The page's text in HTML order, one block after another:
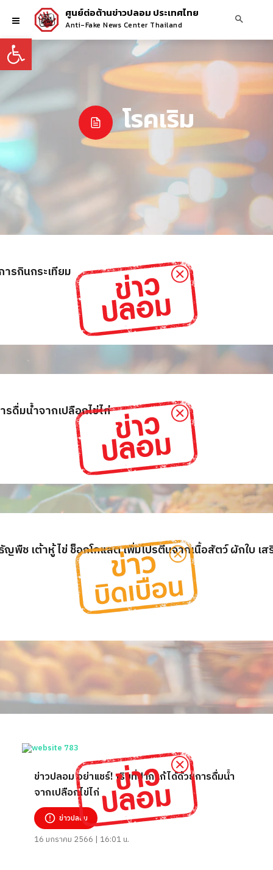
Open toolbar
ศูนย์ต่อต้านข่าวปลอม ประเทศไทย
Anti-Fake News Center Thailand
โรคเริม
รกินกระเทียม
ดื่มน้ำจากเปลือกไข่ไก่
ญพืช เต้าหู้ ไข่ ช็อกโกแลต เพิ่มโปรตีนจากเนื้อสัตว์ ผักใบ
ข่าวปลอม อย่าแชร์! เริมที่ปากแก้ได้ด้วยการดื่มน้ำ
จากเปลือกไข่ไก่
ข่าวปลอม
16 มกราคม 2566 | 16:01 น.